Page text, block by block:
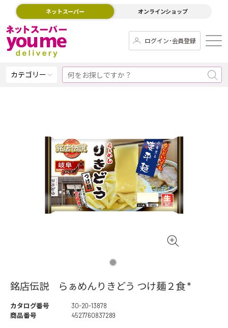
ネットスーパー オンラインショップ
ログイン･会員登録
カテゴリー
銘店伝説 らぁめんりきどう つけ麺２食 *
カタログ番号
30-20-13878
商品番号
4527760837289